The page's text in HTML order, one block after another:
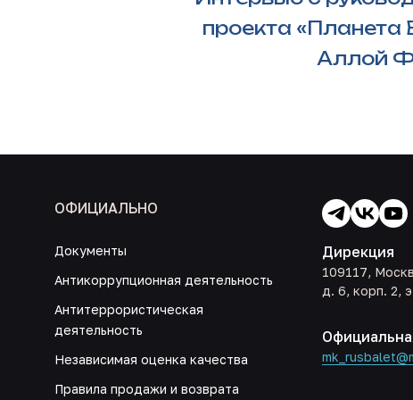
проекта «Планета
Аллой
ОФИЦИАЛЬНО
Документы
Антикоррупционная деятельность
Антитеррористическая
деятельность
Независимая оценка качества
Правила продажи и возврата
Дирекция
109117,
д. 6, корп. 2,